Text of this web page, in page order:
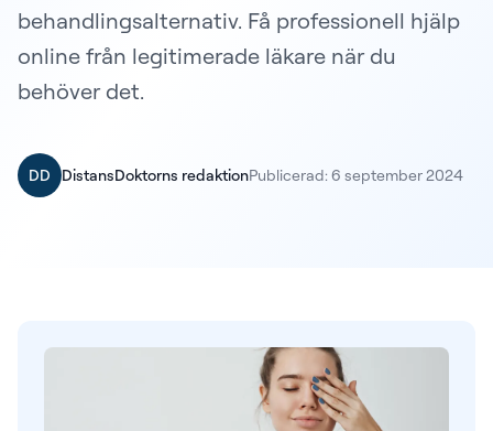
behandlingsalternativ. Få professionell hjälp
online från legitimerade läkare när du
behöver det.
DD DistansDoktorns redaktionPublicerad: 6 september 2024